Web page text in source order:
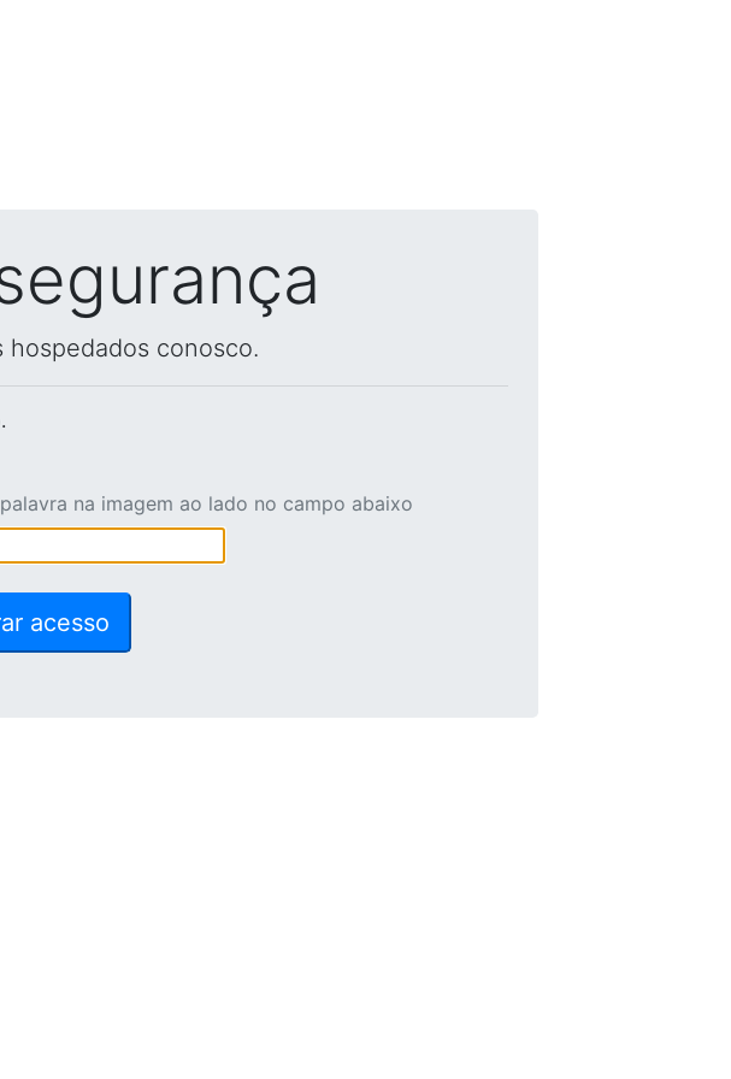
conosco.
na imagem ao lado no campo abaixo